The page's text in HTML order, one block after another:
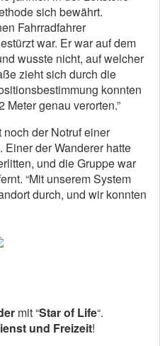
sich bewährt.
Fahrradfahrer
war. Er war auf dem
wusste nicht, auf welcher
zieht sich durch die
konnten
Meter genau verorten.”
der Notruf einer
der Wanderer hatte
und die Gruppe war
“Mit unserem System
durch, und wir konnten
mit “Star of Life“.
und Freizeit!